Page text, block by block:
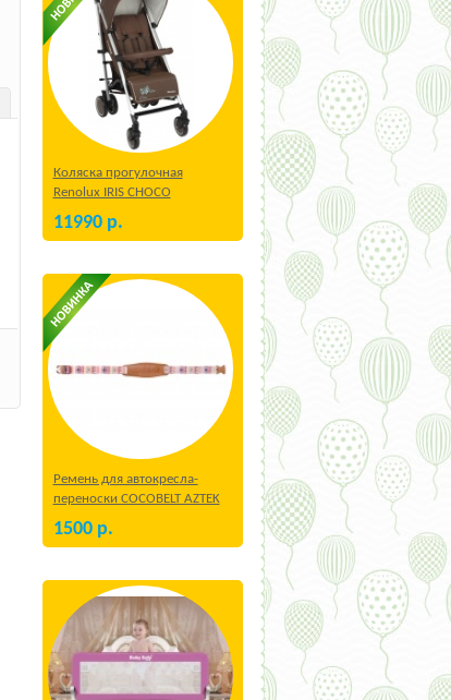
Коляска прогулочная
Renolux IRIS CHOCO
11990 р.
Ремень для автокресла-
переноски COCOBELT AZTEK
1500 р.